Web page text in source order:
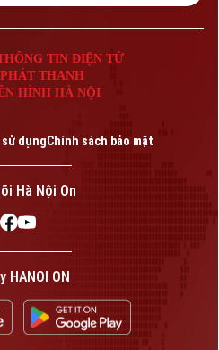
10/05/2023
TRUYỀN HÌNH HÀ NỘI
Hà Nội
TIN ĐIỆN TỬ
THANH
HÌNH HÀ NỘI
dụngChính sách bảo mật
Hà Nội On
HANOI ON